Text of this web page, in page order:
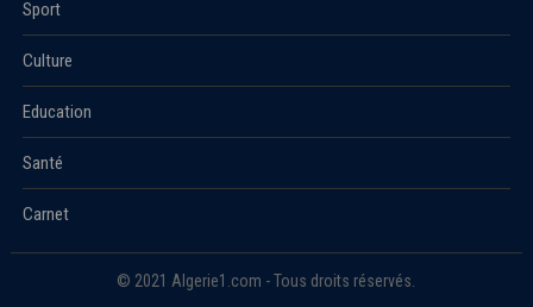
Sport
Culture
Education
Santé
Carnet
© 2021 Algerie1.com - Tous droits réservés.